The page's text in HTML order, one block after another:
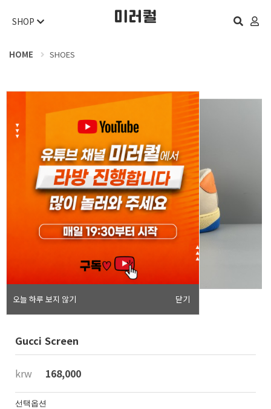
오늘 하루 보지 않기 닫기
SHOP
HOME SHOES
Gucci Screen
krw 168,000
선택옵션